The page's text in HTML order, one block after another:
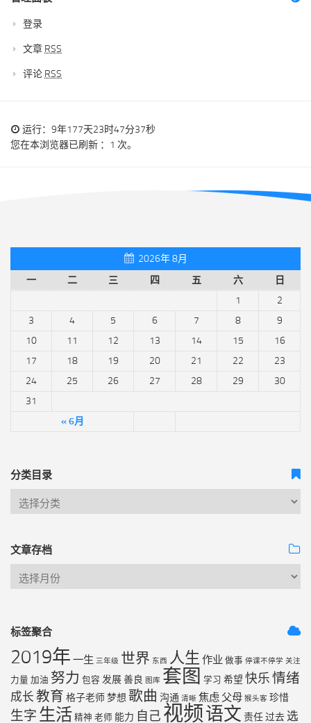
登录
文章 RSS
评论 RSS
运行：9年177天23时47分37秒
您在本浏览器已刷新 ：1 次。
2026年 8月
一
二 三 四 五 六 日
« 6月
1
2
3
4 5 6 7 8
9
10
11 12 13 14 15
16
17
18 19 20 21 22
23
24
25 26 27 28 29
30
31
分类目录
文章存档
标签聚合
2019年 一生 三年级 世界 东西 人生 作业 做事 停课不停学 关注
力量 加油 努力 包容 发展善良 图库 套图 学习 希望 快乐情绪
成长 教育 格子老师梦想 歌曲 沟通 清晰 焦虑 父母 猴头客 珍惜
生字 生活 精神 老师 能力 自己 视频语文 责任过去 选